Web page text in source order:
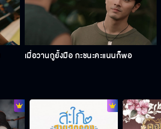
เมื่อวานกูยั้งมือ กะชนะคะแนนก็พอ